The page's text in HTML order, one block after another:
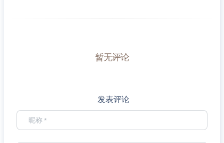
暂无评论
发表评论